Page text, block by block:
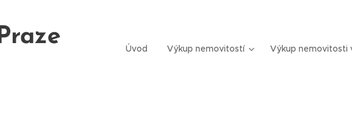
Úvod Výkup nemovitostí Výkup nemovitosti